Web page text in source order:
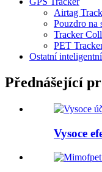
Airtag
Pouzdro na
Tracker
PET
Ostatní
Přednášející
Vysoce